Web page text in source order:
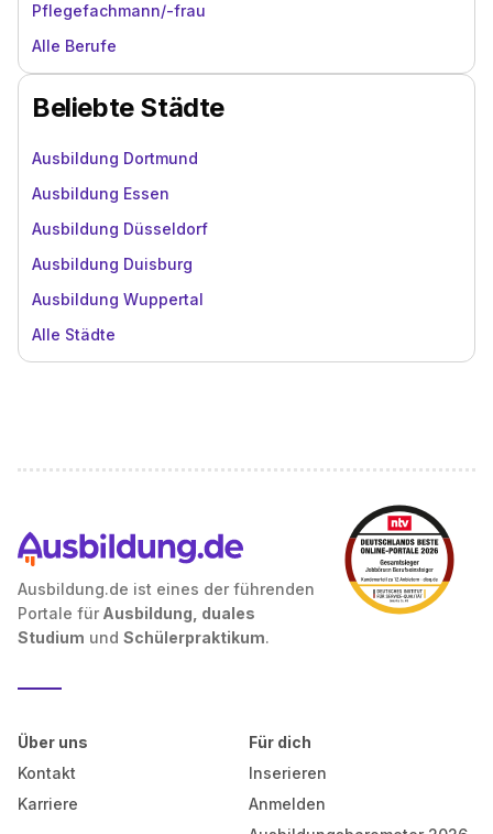
Pflegefachmann/-frau
Alle Berufe
Beliebte Städte
Ausbildung Dortmund
Ausbildung Essen
Ausbildung Düsseldorf
Ausbildung Duisburg
Ausbildung Wuppertal
Alle Städte
Ausbildung.de ist eines der führenden
Portale für Ausbildung, duales
Studium und Schülerpraktikum.
Über uns
Kontakt
Karriere
Für dich
Inserieren
Anmelden